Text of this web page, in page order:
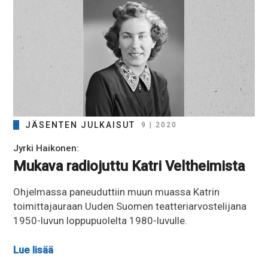
JÄSENTEN JULKAISUT 9 | 2020
Jyrki Haikonen:
Mukava radiojuttu Katri Veltheimista
Ohjelmassa paneuduttiin muun muassa Katrin
toimittajauraan Uuden Suomen teatteriarvostelijana
1950-luvun loppupuolelta 1980-luvulle.
Lue lisää